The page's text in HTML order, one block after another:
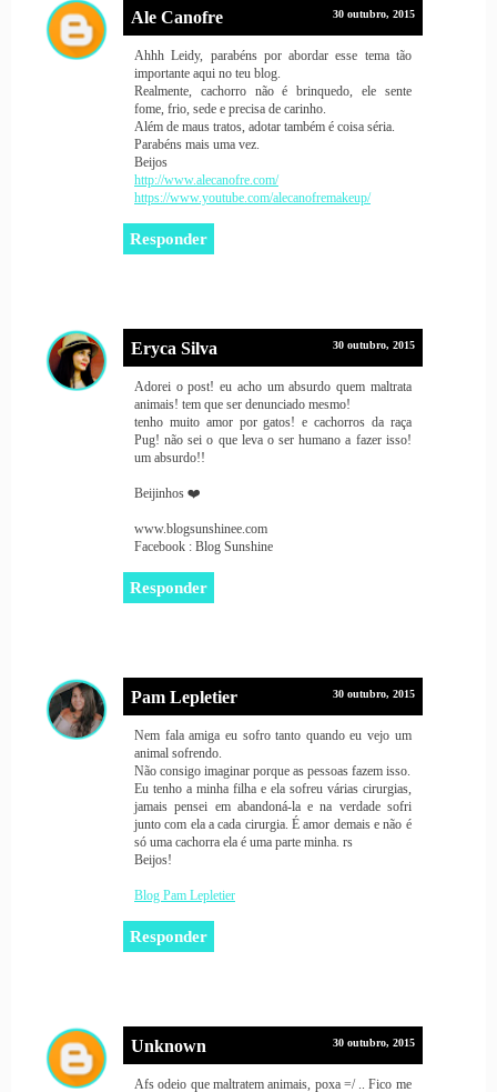
Ale Canofre 30 outubro, 2015
Ahhh Leidy, parabéns por abordar esse tema tão
importante aqui no teu blog.
Realmente, cachorro não é brinquedo, ele sente
fome, frio, sede e precisa de carinho.
Além de maus tratos, adotar também é coisa séria.
Parabéns mais uma vez.
Beijos
http://www.alecanofre.com/
https://www.youtube.com/alecanofremakeup/
Responder
Eryca Silva 30 outubro, 2015
Adorei o post! eu acho um absurdo quem maltrata
animais! tem que ser denunciado mesmo!
tenho muito amor por gatos! e cachorros da raça
Pug! não sei o que leva o ser humano a fazer isso!
um absurdo!!
Beijinhos ❤️
www.blogsunshinee.com
Facebook : Blog Sunshine
Responder
Pam Lepletier 30 outubro, 2015
Nem fala amiga eu sofro tanto quando eu vejo um
animal sofrendo.
Não consigo imaginar porque as pessoas fazem isso.
Eu tenho a minha filha e ela sofreu várias cirurgias,
jamais pensei em abandoná-la e na verdade sofri
junto com ela a cada cirurgia. É amor demais e não é
só uma cachorra ela é uma parte minha. rs
Beijos!
Blog Pam Lepletier
Responder
Unknown 30 outubro, 2015
Afs odeio que maltratem animais, poxa =/ .. Fico me